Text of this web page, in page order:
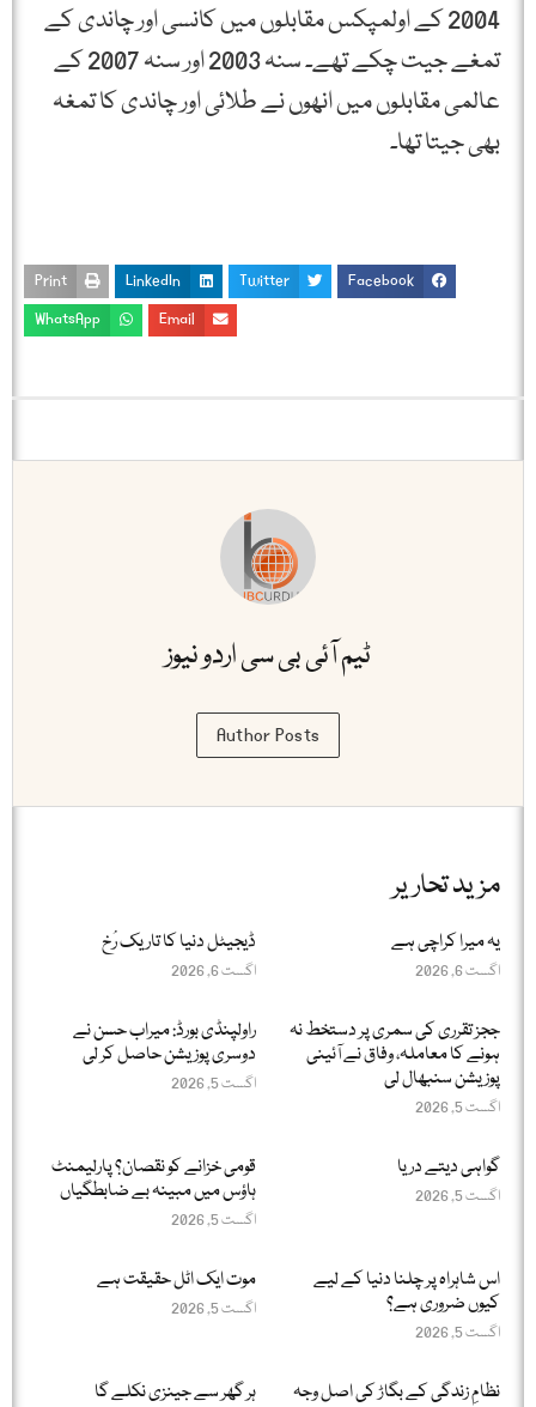
2004 کے اولمپکس مقابلوں میں کانسی اور چاندی کے
تمغے جیت چکے تھے۔ سنہ 2003 اور سنہ 2007 کے
عالمی مقابلوں میں انھوں نے طلائی اور چاندی کا تمغہ
بھی جیتا تھا۔
Facebook
Twitter
LinkedIn
Print
Email
WhatsApp
ٹیم آئی بی سی اردو نیوز
Author Posts
مزید تحاریر
یہ میرا کراچی ہے
اگست 6, 2026
ڈیجیٹل دنیا کا تاریک رُخ
اگست 6, 2026
ججز تقرری کی سمری پر دستخط نہ
ہونے کا معاملہ، وفاق نے آئینی
پوزیشن سنبھال لی
اگست 5, 2026
راولپنڈی بورڈ: میراب حسن نے
دوسری پوزیشن حاصل کر لی
اگست 5, 2026
گواہی دیتے دریا
اگست 5, 2026
قومی خزانے کو نقصان؟ پارلیمنٹ
ہاؤس میں مبینہ بے ضابطگیاں
اگست 5, 2026
اس شاہراہ پر چلنا دنیا کے لیے
کیوں ضروری ہے؟
اگست 5, 2026
موت ایک اٹل حقیقت ہے
اگست 5, 2026
نظامِ زندگی کے بگاڑ کی اصل وجہ ہر گھر سے جینزی نکلے گا